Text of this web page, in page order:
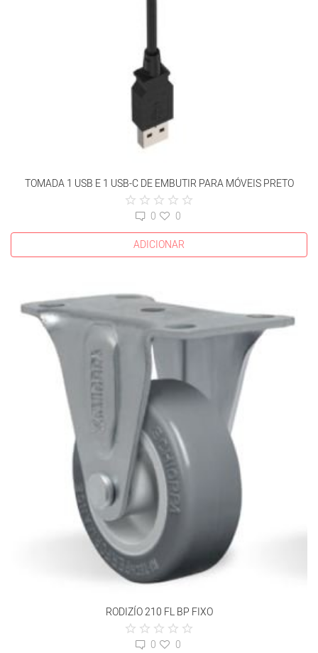
TOMADA 1 USB E 1 USB-C DE EMBUTIR PARA MÓVEIS PRETO
0
0
ADICIONAR
RODIZÍO 210 FL BP FIXO
0
0